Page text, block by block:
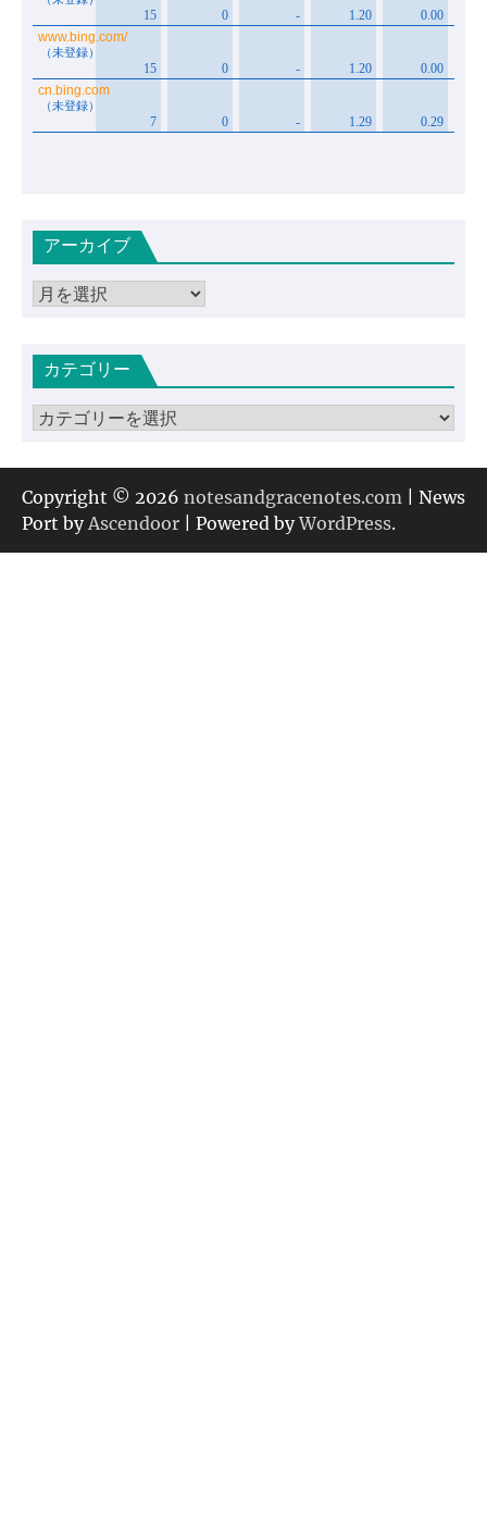
アーカイブ
ア
イカテゴリー
カ
ゴ
リ
ー
Copyright © 2026 notesandgracenotes.com | News
Port byAscendoor | Powered byWordPress.